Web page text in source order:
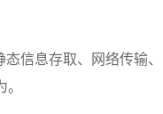
信息存取、网络传输、